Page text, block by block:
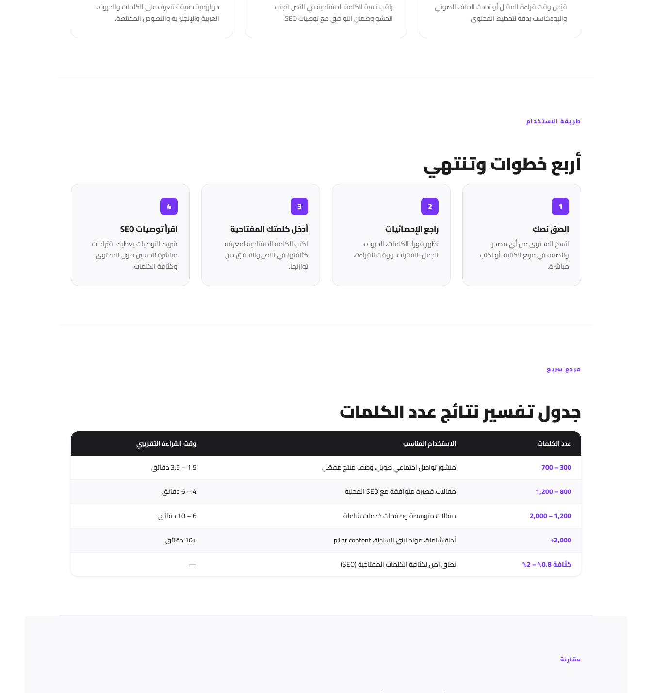
قيّس وقت قراءة المقال أو تحدث الملف الصوتي
والبودكاست بدقة لتخطيط المحتوى.
راقب نسبة الكلمة المفتاحية في النص لتجنب
الحشو وضمان التوافق مع توصيات SEO.
خوارزمية دقيقة تتعرف على الكلمات والحروف
العربية والإنجليزية والنصوص المختلطة.
طريقة الاستخدام
أربع خطوات وتنتهي
الصق نصك
انسخ المحتوى من أي مصدر
والصقه في مربع الكتابة، أو اكتب
مباشرة.
راجع الإحصائيات
تظهر فوراً: الكلمات، الحروف،
الجمل، الفقرات، ووقت القراءة.
أدخل كلمتك المفتاحية
اكتب الكلمة المفتاحية لمعرفة
كثافتها في النص والتحقق من
توازنها.
اقرأ توصيات SEO
شريط التوصيات يعطيك اقتراحات
مباشرة لتحسين طول المحتوى
وكثافة الكلمات.
مرجع سريع
جدول تفسير نتائج عدد الكلمات
عدد الكلمات الاستخدام المناسب وقت القراءة التقريبي
300 – 700 منشور تواصل اجتماعي طويل، وصف منتج مفصّل
1.5 – 3.5 دقائق
800 – 1,200
مقالات قصيرة متوافقة مع SEO المحلية
4 – 6 دقائق
1,200 – 2,000
مقالات متوسطة وصفحات خدمات شاملة
6 – 10 دقائق
2,000+
أدلة شاملة، مواد تبني السلطة، pillar content
+10 دقائق
كثافة 0.8% – 2%
نطاق آمن لكثافة الكلمات المفتاحية (SEO) —
مقارنة